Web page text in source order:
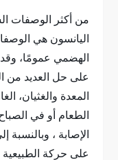
من أكثر الوصفات
اليانسون هي
الهضمي عمومًا، وقد
على حل العديد من
المعدة والغثيان،
الطعام أو في
الإصابة ،
على حركة